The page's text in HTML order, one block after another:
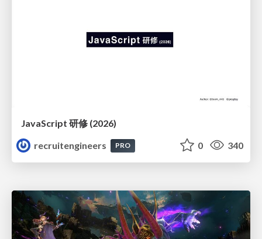
JavaScript 研修 (2026)
recruitengineers
PRO 0 340